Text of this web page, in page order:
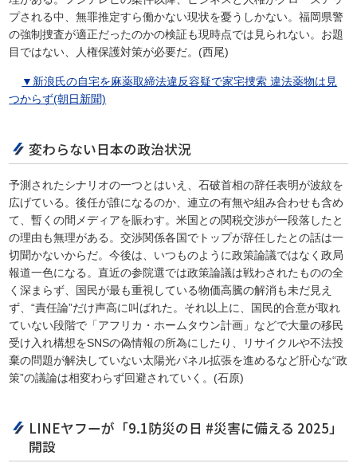
プされる中、無罪推定すら働かない現状を憂うしかない。福岡県警
の強制捜査が適正だったのかの検証も現時点では見られない。お題
目ではない、人権保護対策が必要だ。(西尾)
▼新浪氏の自宅を麻薬取締法違反容疑で家宅捜索 違法薬物は見
つからず(朝日新聞)
変わらない日本の政治状況
予測されたシナリオの一つとはいえ、石破首相の辞任表明が波紋を
広げている。後任が誰になるのか、連立の有無や組み合わせも含め
て、暫くの間メディアを賑わす。米国との関税交渉が一段落したと
の理由も無理がある。交渉関係各国でトップが辞任したとの話は一
切聞かないからだ。今後は、いつものように政策論議ではなく政局
報道一色になる。直近の参院選では政策論議は戦わされたものの全
く深まらず、国民が最も重視している物価高騰の解消も未だ見え
ず、“責任論”だけ声高に叫ばれた。それ以上に、国民的合意が取れ
ていない段階で「アフリカ・ホームタウン計画」などで大量の移民
受け入れ構想をSNSの偽情報の所為にしたり、リサイクルや不法投
棄の問題が解決していない太陽光パネル拡張を進めるなど肝心な“政
策”の議論は相変わらず回避されていく。(石原)
LINEヤフーが「9.1防災の日 #災害に備える 2025」
開設